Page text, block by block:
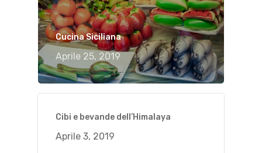
Cucina Siciliana
Aprile 25, 2019
Cibi e bevande dell’Himalaya
Aprile 3, 2019